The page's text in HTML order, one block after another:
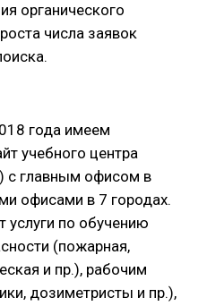
органического
числа заявок
года имеем
учебного центра
с главным офисом в
офисами в 7 городах.
услуги по обучению
(пожарная,
и пр.), рабочим
дозиметристы и пр.),